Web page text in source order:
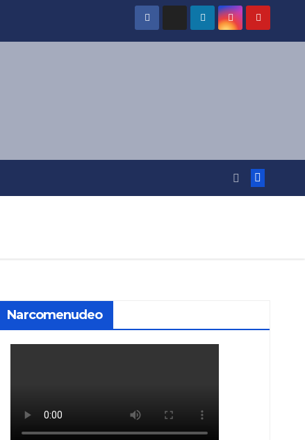
Narcomenudeo